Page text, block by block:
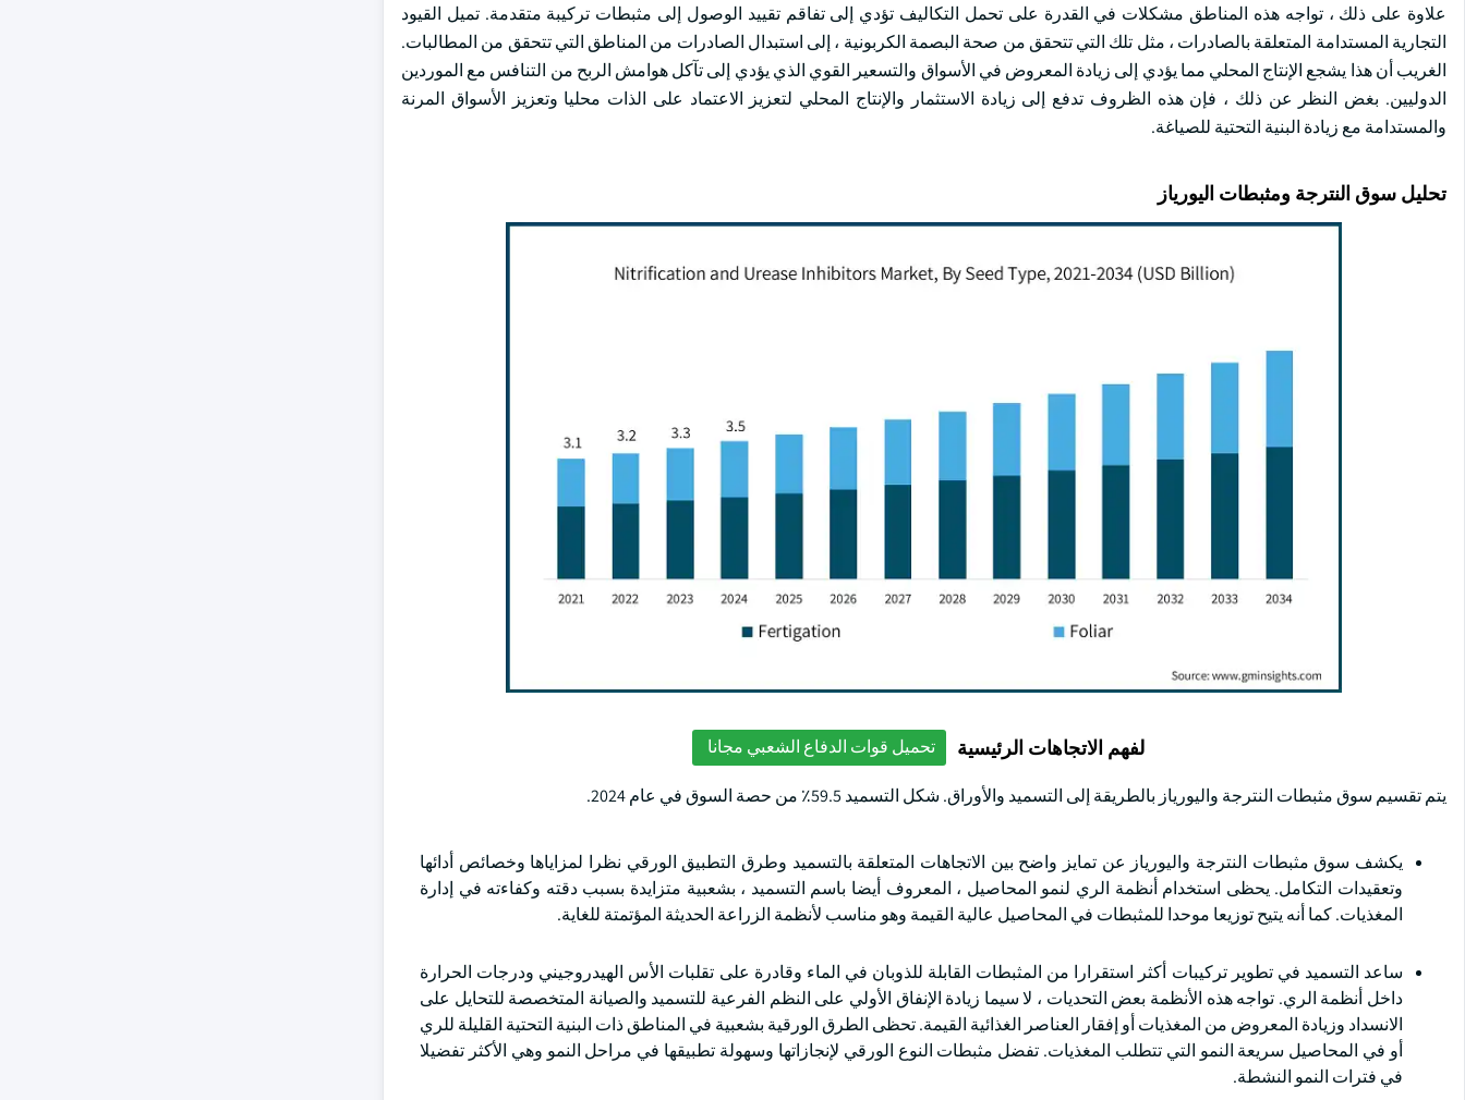
علاوة على ذلك ، تواجه هذه المناطق مشكلات في القدرة على تحمل التكاليف تؤدي إلى تفاقم تقييد الوصول إلى مثبطات تركيبة متقدمة. تميل القيود
التجارية المستدامة المتعلقة بالصادرات ، مثل تلك التي تتحقق من صحة البصمة الكربونية ، إلى استبدال الصادرات من المناطق التي تتحقق من المطالبات.
الغريب أن هذا يشجع الإنتاج المحلي مما يؤدي إلى زيادة المعروض في الأسواق والتسعير القوي الذي يؤدي إلى تآكل هوامش الربح من التنافس مع الموردين
الدوليين. بغض النظر عن ذلك ، فإن هذه الظروف تدفع إلى زيادة الاستثمار والإنتاج المحلي لتعزيز الاعتماد على الذات محليا وتعزيز الأسواق المرنة
والمستدامة مع زيادة البنية التحتية للصياغة.
تحليل سوق النترجة ومثبطات اليورياز
لفهم الاتجاهات الرئيسية تحميل قوات الدفاع الشعبي مجانا
يتم تقسيم سوق مثبطات النترجة واليورياز بالطريقة إلى التسميد والأوراق. شكل التسميد 59.5٪ من حصة السوق في عام 2024.
يكشف سوق مثبطات النترجة واليورياز عن تمايز واضح بين الاتجاهات المتعلقة بالتسميد وطرق التطبيق الورقي نظرا لمزاياها وخصائص أدائها
وتعقيدات التكامل. يحظى استخدام أنظمة الري لنمو المحاصيل ، المعروف أيضا باسم التسميد ، بشعبية متزايدة بسبب دقته وكفاءته في إدارة
المغذيات. كما أنه يتيح توزيعا موحدا للمثبطات في المحاصيل عالية القيمة وهو مناسب لأنظمة الزراعة الحديثة المؤتمتة للغاية.
ساعد التسميد في تطوير تركيبات أكثر استقرارا من المثبطات القابلة للذوبان في الماء وقادرة على تقلبات الأس الهيدروجيني ودرجات الحرارة
داخل أنظمة الري. تواجه هذه الأنظمة بعض التحديات ، لا سيما زيادة الإنفاق الأولي على النظم الفرعية للتسميد والصيانة المتخصصة للتحايل على
الانسداد وزيادة المعروض من المغذيات أو إفقار العناصر الغذائية القيمة. تحظى الطرق الورقية بشعبية في المناطق ذات البنية التحتية القليلة للري
أو في المحاصيل سريعة النمو التي تتطلب المغذيات. تفضل مثبطات النوع الورقي لإنجازاتها وسهولة تطبيقها في مراحل النمو وهي الأكثر تفضيلا
في فترات النمو النشطة.